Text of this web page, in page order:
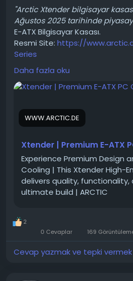
https://
7700X3D-CPU-285809/
RAM-Benchmark-Performance-
''Arctic Xtender bilgisayar
Ağustos 2025 tarihinde
E-ATX Bilgisayar Kasası.
Resmi Site: https://
Series
Ekran kartı sadece yatay
montaj özellikli iki modeli
göre modeller ve renk olarak
seçenekleri girmiştir.
rctic Xtender VG,yüksek
bileşenleriyle tanınan ARCTIC
dikey ekran kartı montaj kiti
ve özel ayna/temperli cam
anakartları destekleyen
(gaming) bilgisayar kasasıdır
Vertical GPU Mount (VG)
yan cam panele göre
Daha fazla oku
WWW.ARCTIC.DE
Xtender | Premium E-ATX
Experience Premium Design
Cooling | This Xtender High-
delivers quality, functionality,
ultimate build | ARCTIC
2
0 Cevaplar
169
Cevap yazmak ve tepki vermek